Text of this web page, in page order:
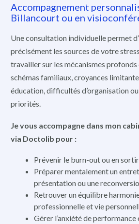
Accompagnement
Billancourt ou en
Une consultation individuelle permet
précisément les sources de votre
travailler sur les mécanismes profonds
schémas familiaux, croyances
éducation, difficultés d’organisation
priorités.
Je vous accompagne dans mon
via Doctolib pour :
Prévenir le burn-out ou en
Préparer mentalement un
présentation ou une
Retrouver un équilibre
professionnelle et vie
Gérer l’anxiété de performance